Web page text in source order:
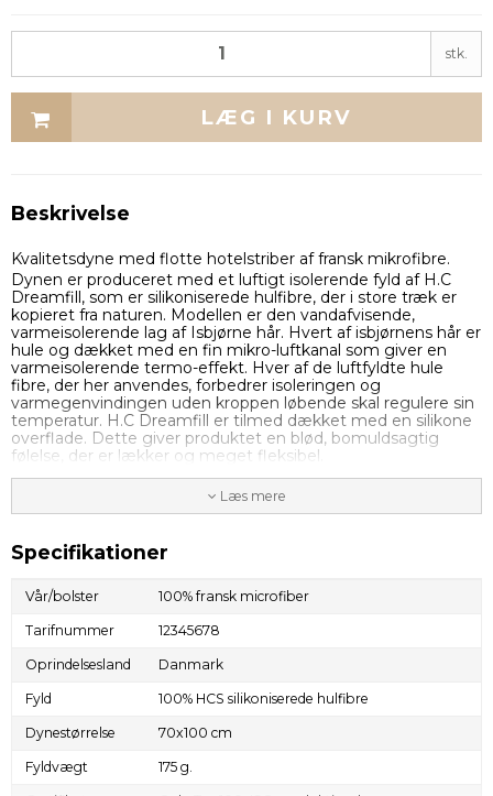
stk.
LÆG I KURV
Beskrivelse
Kvalitetsdyne med flotte hotelstriber af fransk mikrofibre.
Dynen er produceret med et luftigt isolerende fyld af H.C
Dreamfill, som er silikoniserede hulfibre, der i store træk er
kopieret fra naturen. Modellen er den vandafvisende,
varmeisolerende lag af Isbjørne hår. Hvert af isbjørnens hår er
hule og dækket med en fin mikro-luftkanal som giver en
varmeisolerende termo-effekt. Hver af de luftfyldte hule
fibre, der her anvendes, forbedrer isoleringen og
varmegenvindingen uden kroppen løbende skal regulere sin
temperatur. H.C Dreamfill er tilmed dækket med en silikone
overflade. Dette giver produktet en blød, bomuldsagtig
følelse, der er lækker og meget fleksibel.
Læs mere
Specifikationer
Vår/bolster 100% fransk microfiber
Tarifnummer 12345678
Oprindelsesland Danmark
Fyld 100% HCS silikoniserede hulfibre
Dynestørrelse 70x100 cm
Fyldvægt 175 g.